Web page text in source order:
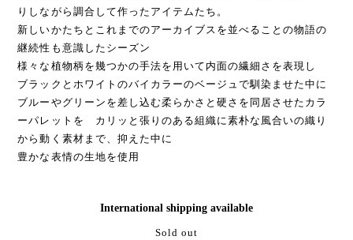
りしながら調合して作ったアイテムたち。
新しいかたちとこれまでのアーカイブスを並べることの物語の
継続性も意識したシーズン
様々な植物柄を幾つかの手法を用いて内面の繊細さを表現し
ブラックとホワイトのバイカラーのベージュで馴染ませた中に
ブルーやグリーンを差し込む柔らかさと硬さを同居させたカラ
ーパレットを カリッと張りのある組織に素朴な風合いの織り
から動く素材まで、抑えた中に
豊かな表情の生地を使用
International shipping available
Sold out